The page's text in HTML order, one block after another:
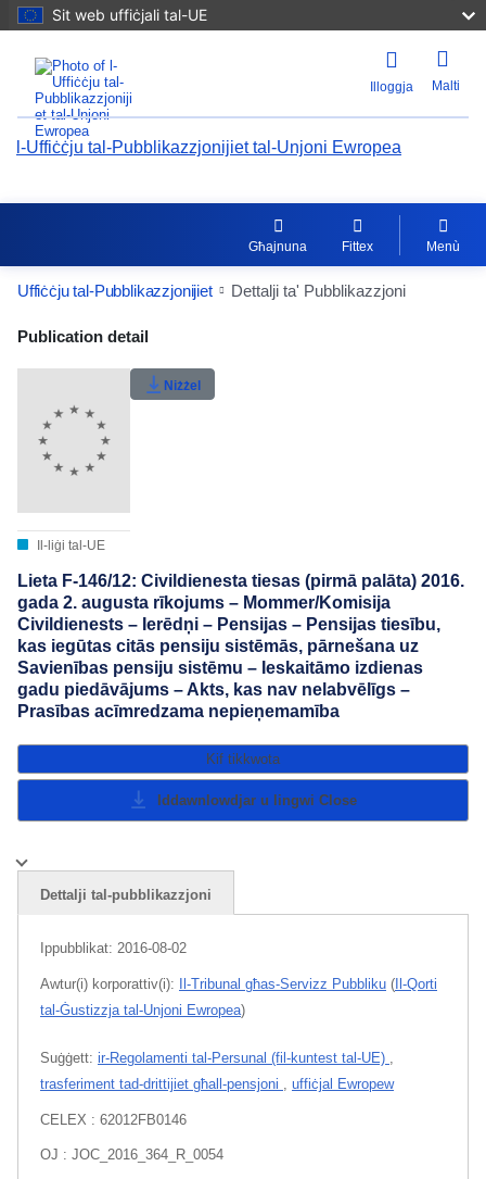
Sit web uffiċjali tal-UE
Illoggja Malti
l-Uffiċċju tal-Pubblikazzjonijiet tal-Unjoni Ewropea
Għajnuna Fittex Menù
Uffiċċju tal-Pubblikazzjonijiet Dettalji ta' Pubblikazzjoni
Publication Detail Actions Portlet
Klassifikazzjoni tal-utent
Publication detail
Il-liġi tal-UE
Niżżel
Lieta F-146/12: Civildienesta tiesas (pirmā palāta) 2016.
gada 2. augusta rīkojums – Mommer/Komisija
Civildienests – Ierēdņi – Pensijas – Pensijas tiesību,
kas iegūtas citās pensiju sistēmās, pārnešana uz
Savienības pensiju sistēmu – Ieskaitāmo izdienas
gadu piedāvājums – Akts, kas nav nelabvēlīgs –
Prasības acīmredzama nepieņemamība
Kif tikkwota
Iddawnlowdjar u lingwi Close
Dettalji tal-pubblikazzjoni
Ippubblikat: 2016-08-02
Awtur(i) korporattiv(i): Il-Tribunal għas-Servizz Pubbliku ( Il-Qorti
tal-Ġustizzja tal-Unjoni Ewropea)
Suġġett: ir-Regolamenti tal-Persunal (fil-kuntest tal-UE)
trasferiment tad-drittijiet għall-pensjoni
uffiċjal Ewropew
CELEX : 62012FB0146
OJ : JOC_2016_364_R_0054